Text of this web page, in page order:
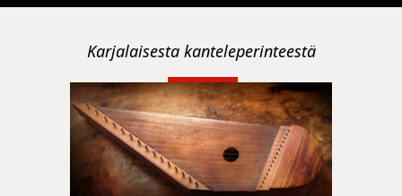
Karjalaisesta kanteleperinteestä